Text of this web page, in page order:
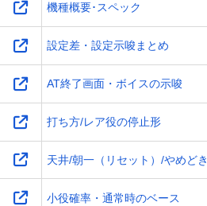
機種概要･スペック
設定差・設定示唆まとめ
AT終了画面・ボイスの示唆
打ち方/レア役の停止形
天井/朝一（リセット）/やめどき
小役確率・通常時のベース